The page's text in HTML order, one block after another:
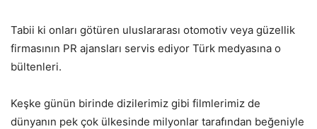
Tabii ki onları götüren uluslararası otomotiv veya güzellik
firmasının PR ajansları servis ediyor Türk medyasına o
bültenleri.
Keşke günün birinde dizilerimiz gibi filmlerimiz de
dünyanın pek çok ülkesinde milyonlar tarafından beğeniyle